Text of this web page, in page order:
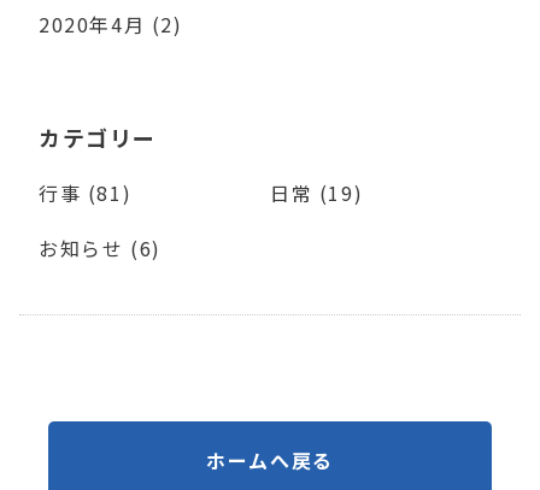
2020年4月 (2)
カテゴリー
行事 (81)
日常 (19)
お知らせ (6)
ホームへ戻る